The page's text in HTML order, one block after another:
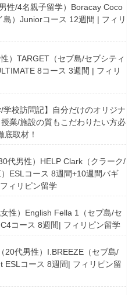
性/4名親子留学）Boracay Coco
島）Juniorコース 12週間 | フィリ
）TARGET（セブ島/セブシティ
8コース 3週間 | フィリ
/学校訪問記】自分だけのオリジナ
業/施設の質もこだわりたい方必
底取材！
代男性）HELP Clark（クラーク/
ESLコース 8週間+10週間バギ
ィリピン留学
性）English Fella 1（セブ島/セ
コース 8週間| フィリピン留学
20代男性）I.BREEZE（セブ島/
ESLコース 8週間| フィリピン留